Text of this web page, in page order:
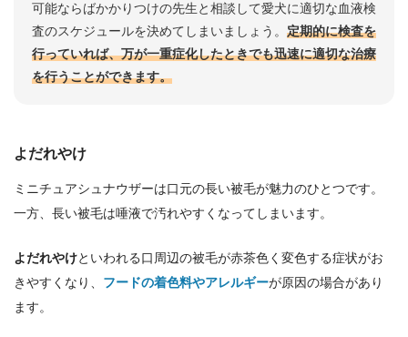
可能ならばかかりつけの先生と相談して愛犬に適切な血液検
査のスケジュールを決めてしまいましょう。 定期的に検査を
行っていれば、万が一重症化したときでも迅速に適切な治療
を行うことができます。
よだれやけ
ミニチュアシュナウザーは口元の長い被毛が魅力のひとつです。
一方、長い被毛は唾液で汚れやすくなってしまいます。
よだれやけといわれる口周辺の被毛が赤茶色く変色する症状がお
きやすくなり、 フードの着色料やアレルギーが原因の場合があり
ます。